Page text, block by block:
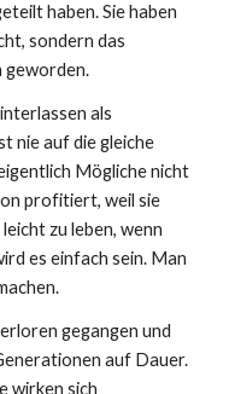
haben. Sie haben
sondern das
geworden.
als
nie auf die gleiche
Mögliche nicht
profitiert, weil sie
zu leben, wenn
es einfach sein. Man
gegangen und
auf Dauer.
wirken sich